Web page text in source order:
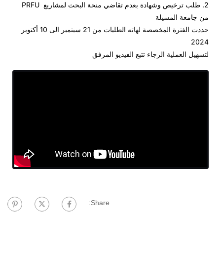
2. طلب ترخيص وشهادة بعدم تقاضي منحة البحث لمشاريع PRFU
من جامعة المسيلة
حددت الفترة المخصصة لهاته الطلبات من 21 سبتمبر الى 10 أكتوبر
2024
لتسهيل العملية الرجاء تتبع الفيديو المرفق
Share: